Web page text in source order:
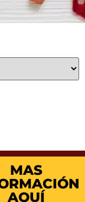
MAS
AQUÍ